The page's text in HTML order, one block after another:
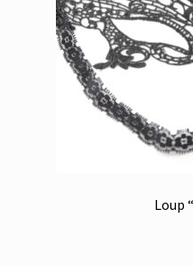
Loup